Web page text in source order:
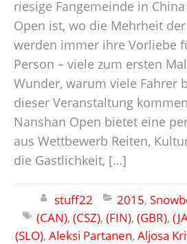
riesige Fangemeinde in
Open ist, wo die Mehrheit
werden immer ihre Vorliebe
Person – viele zum ersten
Wunder, warum viele Fahrer
dieser Veranstaltung
Nanshan Open bietet eine
aus Wettbewerb Reiten,
die Gastlichkeit, […]
stuff22 2015,
(CAN), (CSZ), (FIN), (GBR),
(SLO), Aleksi Partanen, Aljosa